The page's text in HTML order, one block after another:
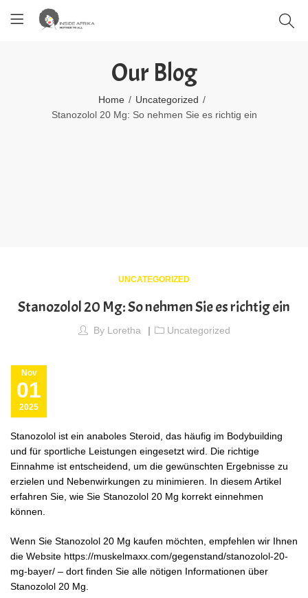
Our Blog
Home
Uncategorized
Stanozolol 20 Mg: So nehmen Sie es richtig ein
UNCATEGORIZED
Stanozolol 20 Mg: So nehmen Sie es richtig ein
By Loretha Uncategorized
01
Nov
2025
Stanozolol ist ein anaboles Steroid, das häufig im Bodybuilding
und für sportliche Leistungen eingesetzt wird. Die richtige
Einnahme ist entscheidend, um die gewünschten Ergebnisse zu
erzielen und Nebenwirkungen zu minimieren. In diesem Artikel
erfahren Sie, wie Sie Stanozolol 20 Mg korrekt einnehmen
können.
Wenn Sie Stanozolol 20 Mg kaufen möchten, empfehlen wir Ihnen
die Website https://muskelmaxx.com/gegenstand/stanozolol-20-
mg-bayer/ – dort finden Sie alle nötigen Informationen über
Stanozolol 20 Mg.